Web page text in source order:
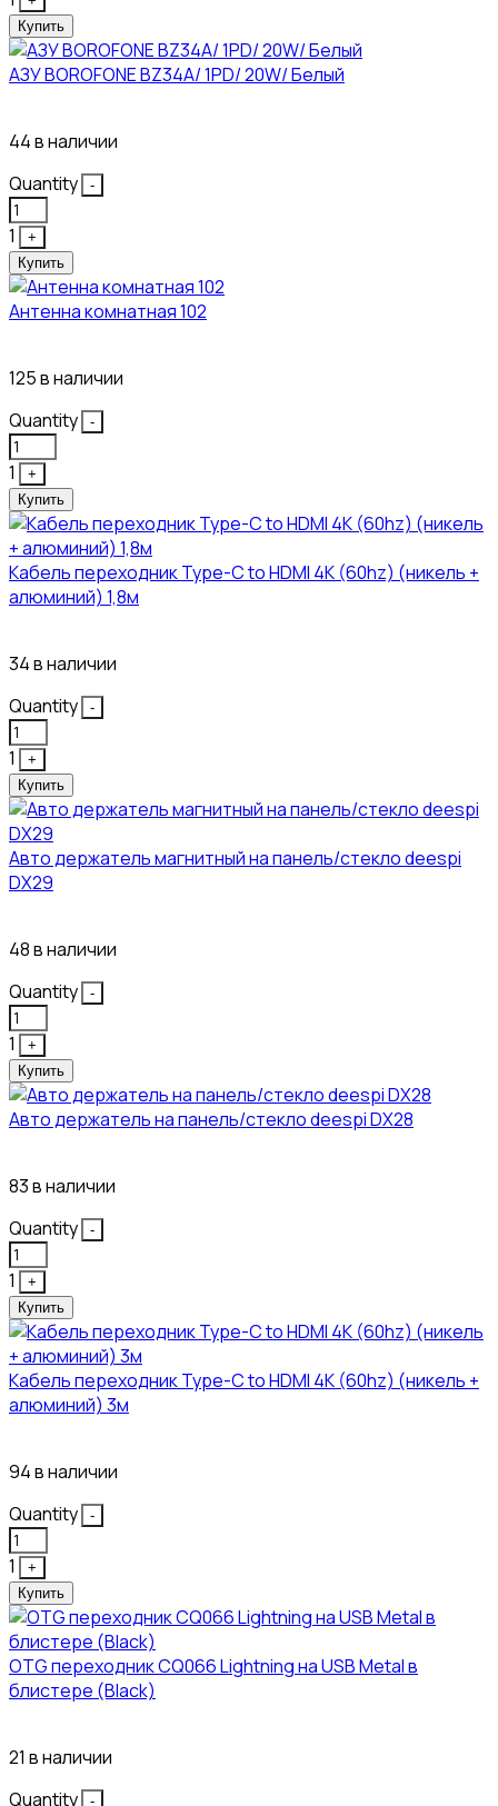
Купить
АЗУ BOROFONE BZ34A/ 1PD/ 20W/ Белый
44 в наличии
Quantity
-
1
+
Купить
Антенна комнатная 102
125 в наличии
Quantity
-
1
+
Купить
Кабель переходник Type-C to HDMI 4K (60hz) (никель +
алюминий) 1,8м
34 в наличии
Quantity
-
1
+
Купить
Авто держатель магнитный на панель/стекло deespi
DX29
48 в наличии
Quantity
-
1
+
Купить
Авто держатель на панель/стекло deespi DX28
83 в наличии
Quantity
-
1
+
Купить
Кабель переходник Type-C to HDMI 4K (60hz) (никель +
алюминий) 3м
94 в наличии
Quantity
-
1
+
Купить
OTG переходник CQ066 Lightning на USB Metal в
блистере (Black)
21 в наличии
Quantity
-